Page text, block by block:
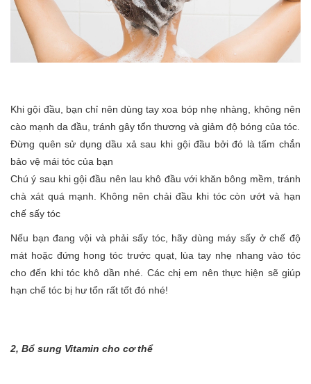
Khi gội đầu, bạn chỉ nên dùng tay xoa bóp nhẹ nhàng, không nên
cào mạnh da đầu, tránh gây tổn thương và giảm độ bóng của tóc.
Đừng quên sử dụng dầu xả sau khi gội đầu bởi đó là tấm chắn
bảo vệ mái tóc của bạn
Chú ý sau khi gội đầu nên lau khô đầu với khăn bông mềm, tránh
chà xát quá mạnh. Không nên chải đầu khi tóc còn ướt và hạn
chế sấy tóc
Nếu bạn đang vội và phải sấy tóc, hãy dùng máy sấy ở chế độ
mát hoặc đứng hong tóc trước quạt, lùa tay nhẹ nhang vào tóc
cho đến khi tóc khô dần nhé. Các chị em nên thực hiện sẽ giúp
hạn chế tóc bị hư tổn rất tốt đó nhé!
2, Bổ sung Vitamin cho cơ thể